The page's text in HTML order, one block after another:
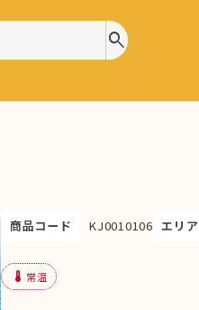
search
商品コード KJ0010106 エリア
device_thermostat 常温